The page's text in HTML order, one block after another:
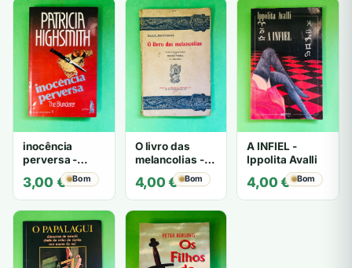
inocência
perversa -
PATRICIA
HIGHSMITH
3,00 € Bom
O livro das
melancolias -
Mantegazza
4,00€ Bom
A INFIEL -
Ippolita Avalli
4,00€ Bom